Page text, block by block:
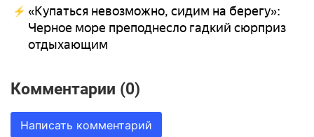
«Купаться невозможно, сидим на берегу»:
Черное море преподнесло гадкий сюрприз
отдыхающим
Комментарии (0)
Написать комментарий